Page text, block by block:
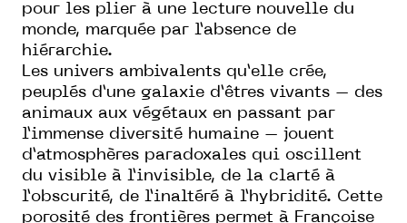
pour les plier à une lecture nouvelle du
monde, marquée par l’absence de
hiérarchie.
Les univers ambivalents qu’elle crée,
peuplés d’une galaxie d’êtres vivants – des
animaux aux végétaux en passant par
l’immense diversité humaine – jouent
d’atmosphères paradoxales qui oscillent
du visible à l’invisible, de la clarté à
l’obscurité, de l’inaltéré à l’hybridité. Cette
porosité des frontières permet à Françoise